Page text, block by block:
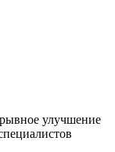
улучшение